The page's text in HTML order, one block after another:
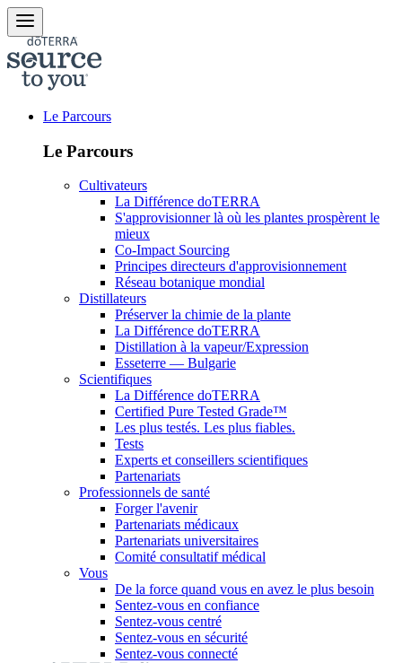
Le Parcours
Le Parcours
Cultivateurs
La Différence doTERRA
S'approvisionner là où les plantes prospèrent le
mieux
Co-Impact Sourcing
Principes directeurs d'approvisionnement
Réseau botanique mondial
Distillateurs
Préserver la chimie de la plante
La Différence doTERRA
Distillation à la vapeur/Expression
Esseterre — Bulgarie
Scientifiques
La Différence doTERRA
Certified Pure Tested Grade™
Les plus testés. Les plus fiables.
Tests
Experts et conseillers scientifiques
Partenariats
Professionnels de santé
Forger l'avenir
Partenariats médicaux
Partenariats universitaires
Comité consultatif médical
Vous
De la force quand vous en avez le plus besoin
Sentez-vous en confiance
Sentez-vous centré
Sentez-vous en sécurité
Sentez-vous connecté